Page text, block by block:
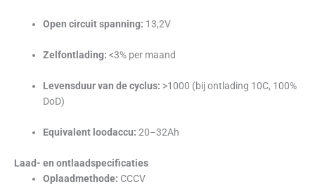
Open circuit spanning: 13,2V
Zelfontlading: <3% per maand
Levensduur van de cyclus: >1000 (bij ontlading 10C, 100%
DoD)
Equivalent loodaccu: 20–32Ah
Laad- en ontlaadspecificaties
Oplaadmethode: CCCV